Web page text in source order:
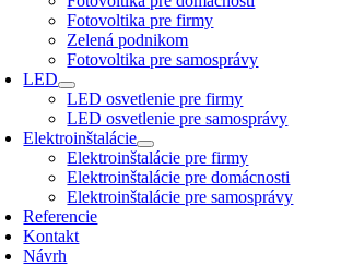
Fotovoltika pre firmy
Zelená podnikom
Fotovoltika pre samosprávy
LED
LED osvetlenie pre firmy
LED osvetlenie pre samosprávy
Elektroinštalácie
Elektroinštalácie pre firmy
Elektroinštalácie pre domácnosti
Elektroinštalácie pre samosprávy
Referencie
Kontakt
Návrh